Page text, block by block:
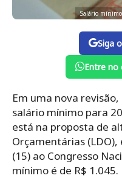
Salário
Siga
Entre no
Em uma nova
salário mínimo para
está na proposta de
Orçamentárias
(15) ao Congresso
mínimo é de R$ 1.045.